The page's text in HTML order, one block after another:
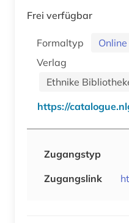
Frei verfügbar
Formaltyp
Online
Verlag
Ethnike
https://
Zugangstyp
Zugangslink